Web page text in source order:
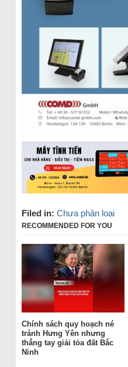
Filed in: Chưa phân loại
RECOMMENDED FOR YOU
Chính sách quy hoạch né
tránh Hưng Yên nhưng
thẳng tay giải tỏa đất Bắc
Ninh